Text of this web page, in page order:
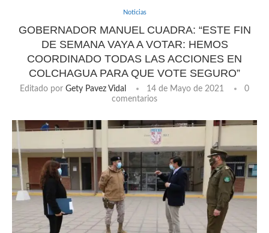
Noticias
GOBERNADOR MANUEL CUADRA: “ESTE FIN
DE SEMANA VAYA A VOTAR: HEMOS
COORDINADO TODAS LAS ACCIONES EN
COLCHAGUA PARA QUE VOTE SEGURO”
Editado por Gety Pavez Vidal 14 de Mayo de 2021
0
comentarios